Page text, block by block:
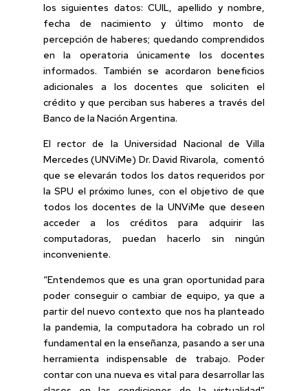
los siguientes datos: CUIL, apellido y nombre,
fecha de nacimiento y último monto de
percepción de haberes; quedando comprendidos
en la operatoria únicamente los docentes
informados. También se acordaron beneficios
adicionales a los docentes que soliciten el
crédito y que perciban sus haberes a través del
Banco de la Nación Argentina.
El rector de la Universidad Nacional de Villa
Mercedes (UNViMe) Dr. David Rivarola, comentó
que se elevarán todos los datos requeridos por
la SPU el próximo lunes, con el objetivo de que
todos los docentes de la UNViMe que deseen
acceder a los créditos para adquirir las
computadoras, puedan hacerlo sin ningún
inconveniente.
“Entendemos que es una gran oportunidad para
poder conseguir o cambiar de equipo, ya que a
partir del nuevo contexto que nos ha planteado
la pandemia, la computadora ha cobrado un rol
fundamental en la enseñanza, pasando a ser una
herramienta indispensable de trabajo. Poder
contar con una nueva es vital para desarrollar las